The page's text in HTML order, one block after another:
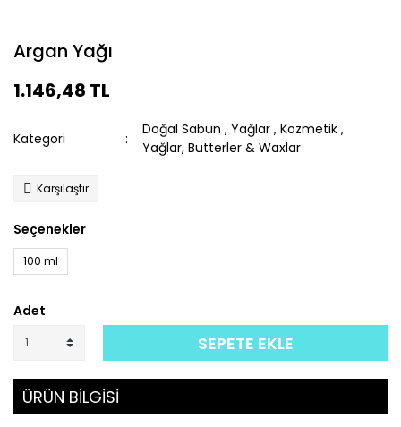
Argan Yağı
1.146,48 TL
Kategori
Doğal Sabun ,Yağlar ,Kozmetik ,
Yağlar, Butterler & Waxlar
Karşılaştır
Seçenekler
100 ml
Adet
SEPETE EKLE
ÜRÜN BİLGİSİ